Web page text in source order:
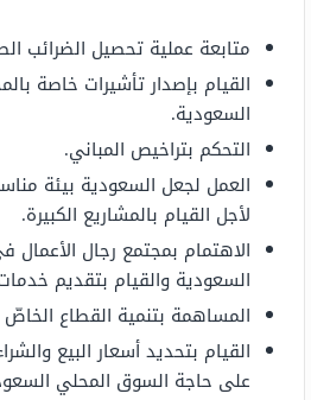
متابعة عملية تحصيل الضرائب
القيام بإصدار تأشيرات خاصة
السعودية.
التحكم بتراخيص المباني.
العمل لجعل السعودية بيئة
لأجل القيام بالمشاريع الكبيرة.
الاهتمام بمجتمع رجال الأعمال
السعودية والقيام بتقديم
المساهمة بتنمية القطاع الخاصّ
القيام بتحديد أسعار البيع
على حاجة السوق المحلي